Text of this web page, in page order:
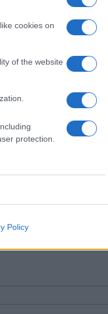
cookies on
of the website
protection.
Policy
|Segnala
notizie pubblicate sul sito